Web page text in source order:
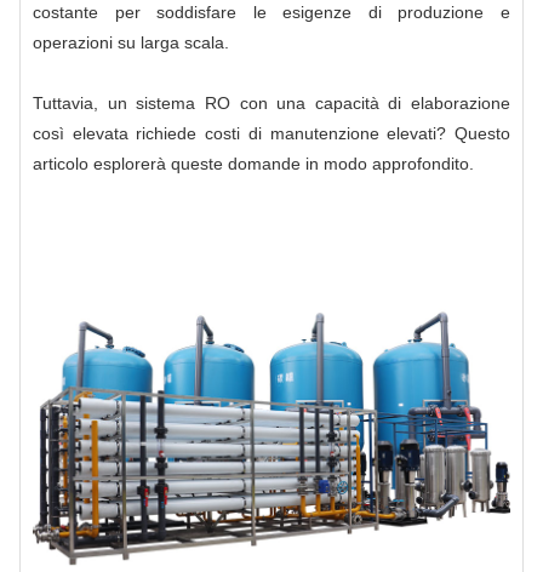
costante per soddisfare le esigenze di produzione e
operazioni su larga scala.
Tuttavia, un sistema RO con una capacità di elaborazione
così elevata richiede costi di manutenzione elevati? Questo
articolo esplorerà queste domande in modo approfondito.